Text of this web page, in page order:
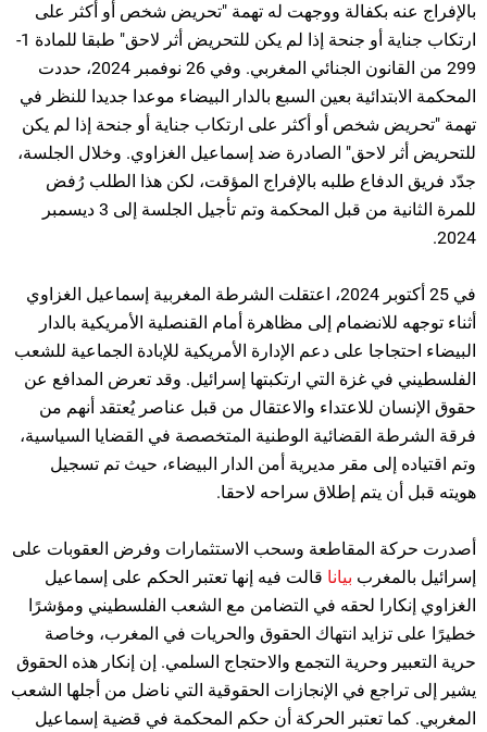
بالإفراج عنه بكفالة ووجهت له تهمة "تحريض شخص أو أكثر على
ارتكاب جناية أو جنحة إذا لم يكن للتحريض أثر لاحق" طبقا للمادة 1-
299 من القانون الجنائي المغربي. وفي 26 نوفمبر 2024، حددت
المحكمة الابتدائية بعين السبع بالدار البيضاء موعدا جديدا للنظر في
تهمة "تحريض شخص أو أكثر على ارتكاب جناية أو جنحة إذا لم يكن
للتحريض أثر لاحق" الصادرة ضد إسماعيل الغزاوي. وخلال الجلسة،
جدّد فريق الدفاع طلبه بالإفراج المؤقت، لكن هذا الطلب رُفض
للمرة الثانية من قبل المحكمة وتم تأجيل الجلسة إلى 3 ديسمبر
2024.
في 25 أكتوبر 2024، اعتقلت الشرطة المغربية إسماعيل الغزاوي
أثناء توجهه للانضمام إلى مظاهرة أمام القنصلية الأمريكية بالدار
البيضاء احتجاجا على دعم الإدارة الأمريكية للإبادة الجماعية للشعب
الفلسطيني في غزة التي ارتكبتها إسرائيل. وقد تعرض المدافع عن
حقوق الإنسان للاعتداء والاعتقال من قبل عناصر يُعتقد أنهم من
فرقة الشرطة القضائية الوطنية المتخصصة في القضايا السياسية،
وتم اقتياده إلى مقر مديرية أمن الدار البيضاء، حيث تم تسجيل
هويته قبل أن يتم إطلاق سراحه لاحقا.
أصدرت حركة المقاطعة وسحب الاستثمارات وفرض العقوبات على
إسرائيل بالمغرب بيانا قالت فيه إنها تعتبر الحكم على إسماعيل
الغزاوي إنكارا لحقه في التضامن مع الشعب الفلسطيني ومؤشرًا
خطيرًا على تزايد انتهاك الحقوق والحريات في المغرب، وخاصة
حرية التعبير وحرية التجمع والاحتجاج السلمي. إن إنكار هذه الحقوق
يشير إلى تراجع في الإنجازات الحقوقية التي ناضل من أجلها الشعب
المغربي. كما تعتبر الحركة أن حكم المحكمة في قضية إسماعيل